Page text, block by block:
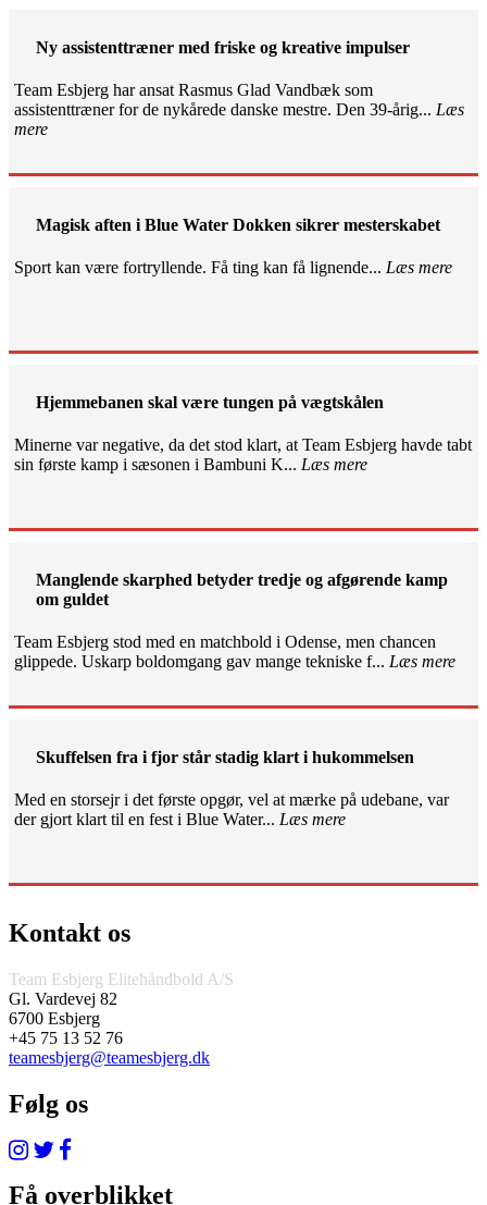
Ny assistenttræner med friske og kreative impulser
Team Esbjerg har ansat Rasmus Glad Vandbæk som
assistenttræner for de nykårede danske mestre. Den 39-årig... Læs
mere
Magisk aften i Blue Water Dokken sikrer mesterskabet
Sport kan være fortryllende. Få ting kan få lignende... Læs mere
Hjemmebanen skal være tungen på vægtskålen
Minerne var negative, da det stod klart, at Team Esbjerg havde tabt
sin første kamp i sæsonen i Bambuni K... Læs mere
Manglende skarphed betyder tredje og afgørende kamp
om guldet
Team Esbjerg stod med en matchbold i Odense, men chancen
glippede. Uskarp boldomgang gav mange tekniske f... Læs mere
Skuffelsen fra i fjor står stadig klart i hukommelsen
Med en storsejr i det første opgør, vel at mærke på udebane, var
der gjort klart til en fest i Blue Water... Læs mere
Kontakt os
Team Esbjerg Elitehåndbold A/S
Gl. Vardevej 82
6700 Esbjerg
+45 75 13 52 76
teamesbjerg@teamesbjerg.dk
Følg os
Få overblikket